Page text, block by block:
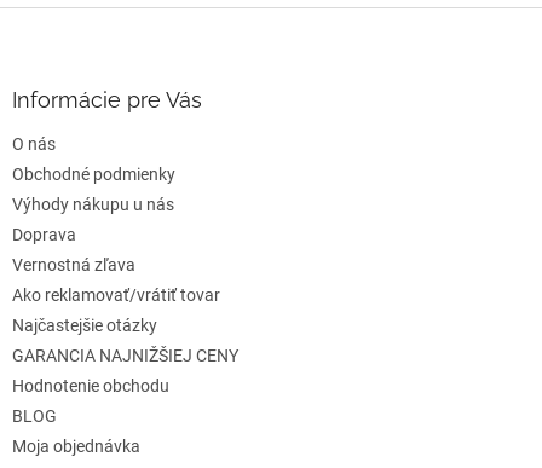
v
e
Informácie pre Vás
O nás
Obchodné podmienky
Výhody nákupu u nás
Doprava
Vernostná zľava
Ako reklamovať/vrátiť tovar
Najčastejšie otázky
GARANCIA NAJNIŽŠIEJ CENY
Hodnotenie obchodu
BLOG
Moja objednávka